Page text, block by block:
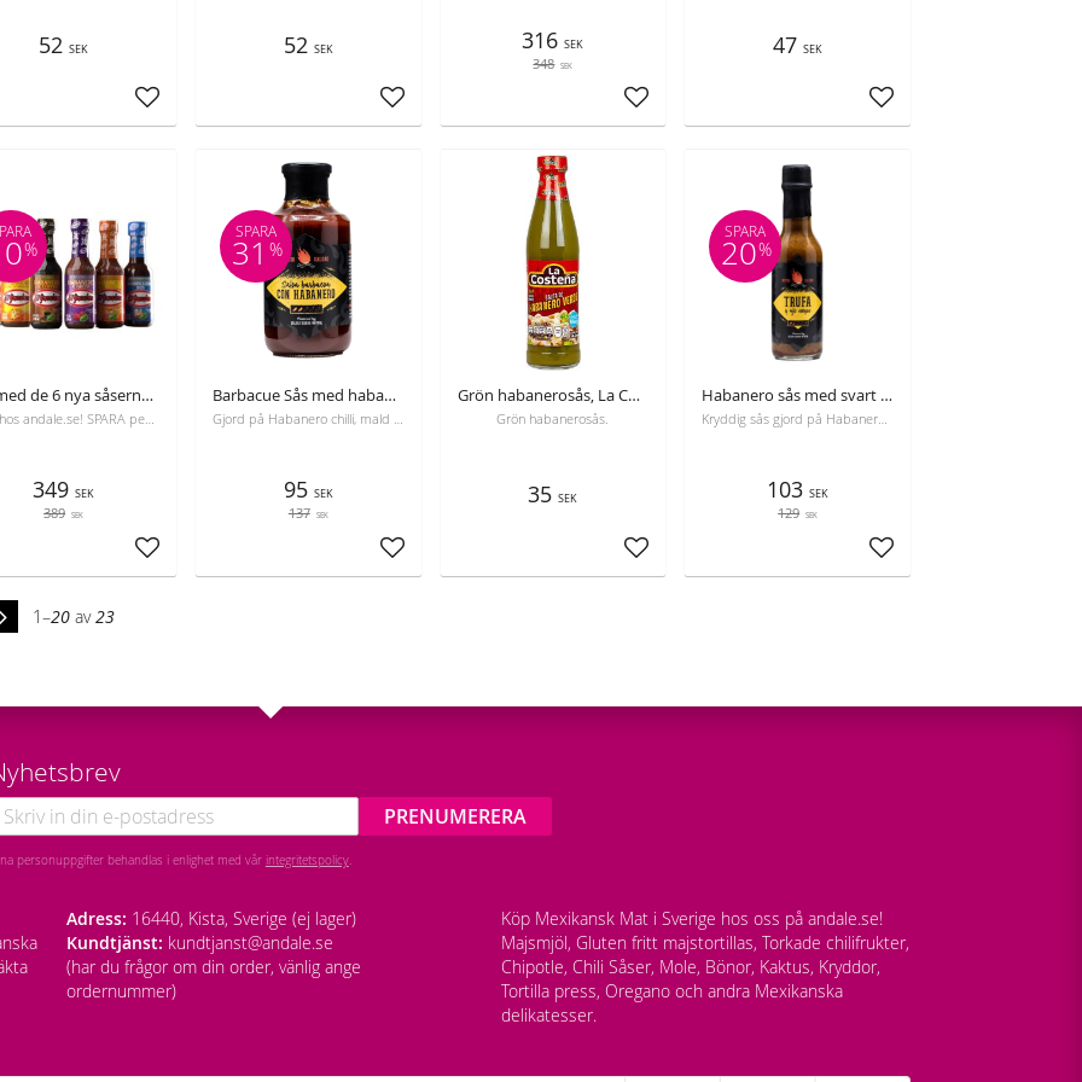
52 SEK
Lägg till i favoriter
52 SEK
Lägg till i favoriter
316 SEK
348 SEK
Lägg till i favoriter
47 SEK
Lägg till i favoriter
Set med de 6 nya såserna "El Yucateco"
349 SEK
389 SEK
%
Lägg till i favoriter
Barbacue Sås med habanero, Dr. Salsas, 500 ml, bäst före 24-07-2026
95 SEK
137 SEK
SPARA
31 %
Lägg till i favoriter
Grön habanerosås, La Costena, 150 g
​Grön habanerosås.
35 SEK
Lägg till i favoriter
Habanero sås med svart vitlök & tryffel, Dr. Salsas, 150 ml, bäst före 30-06-2026
103 SEK
129 SEK
SPARA
20%
Lägg till i favoriter
1–20 av23
PRENUMERERA
personuppgifter behandlas i enlighet med vår integritetspolicy.
Adress: 16440, Kista, Sverige (ej lager)
Kundtjänst: kundtjanst@andale.se
(har du frågor om din order, vänlig ange
ordernummer)
Köp Mexikansk Mat i Sverige hos oss på andale.se!
Majsmjöl, Gluten fritt majstortillas, Torkade chilifrukter,
Chipotle, Chili Såser, Mole, Bönor, Kaktus, Kryddor,
Tortilla press, Oregano och andra Mexikanska
delikatesser.